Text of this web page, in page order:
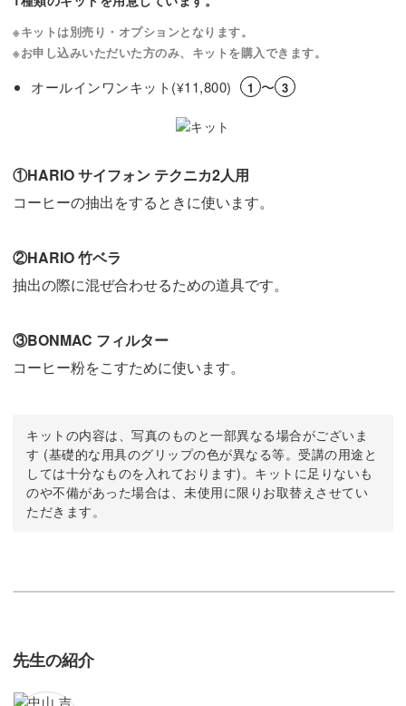
※キットは別売り・オプションとなります。
※お申し込みいただいた方のみ、キットを購入できます。
オールインワンキット(¥11,800) 1 〜 3
①HARIO サイフォン テクニカ2人用
コーヒーの抽出をするときに使います。
②HARIO 竹ベラ
抽出の際に混ぜ合わせるための道具です。
③BONMAC フィルター
コーヒー粉をこすために使います。
キットの内容は、写真のものと一部異なる場合がございま
す (基礎的な用具のグリップの色が異なる等。受講の用途と
しては十分なものを入れております)。キットに足りないも
のや不備があった場合は、未使用に限りお取替えさせてい
ただきます。
先生の紹介